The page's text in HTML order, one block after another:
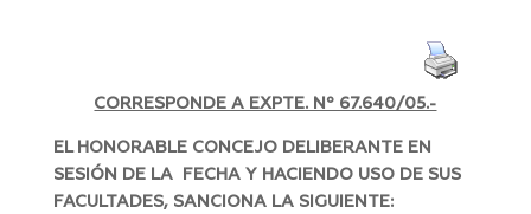
CORRESPONDE A EXPTE. Nº 67.640/05.-
EL HONORABLE CONCEJO DELIBERANTE EN
SESIÓN DE LA FECHA Y HACIENDO USO DE SUS
FACULTADES, SANCIONA LA SIGUIENTE: